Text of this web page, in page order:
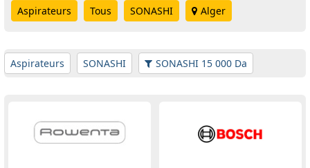
Aspirateurs Tous SONASHI Alger
Aspirateurs SONASHI SONASHI 15 000 Da